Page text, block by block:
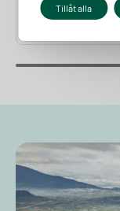
Pris från
2 380kr
Tillåt alla